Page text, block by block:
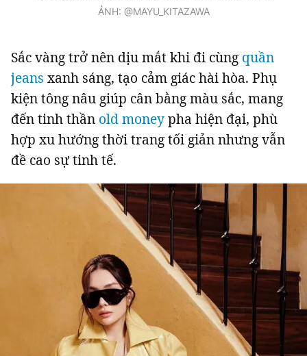
ẢNH: @MAYU_KITAZAWA
Sắc vàng trở nên dịu mắt khi đi cùng quần
jeans xanh sáng, tạo cảm giác hài hòa. Phụ
kiện tông nâu giúp cân bằng màu sắc, mang
đến tinh thần old moneypha hiện đại, phù
hợp xu hướng thời trang tối giản nhưng vẫn
đề cao sự tinh tế.